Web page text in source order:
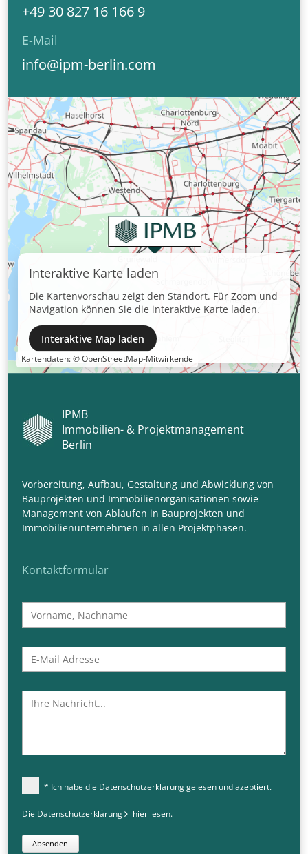
+49 30 827 16 166 9
E-Mail
info@ipm-berlin.com
Interaktive Karte laden
Die Kartenvorschau zeigt den Standort. Für Zoom und
Navigation können Sie die interaktive Karte laden.
Interaktive Map laden
Kartendaten:© OpenStreetMap-Mitwirkende
IPMB
Immobilien- & Projektmanagement
Berlin
Vorbereitung, Aufbau, Gestaltung und Abwicklung von
Bauprojekten und Immobilienorganisationen sowie
Management von Abläufen in Bauprojekten und
Immobilienunternehmen in allen Projektphasen.
Kontaktformular
* Ich habe die Datenschutzerklärung gelesen und azeptiert.
Die Datenschutzerklärung hier lesen.
Absenden